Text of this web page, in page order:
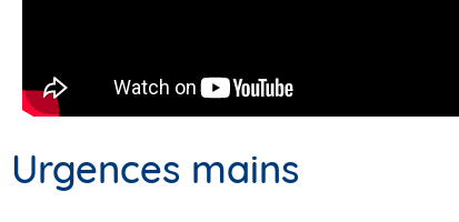
Urgences mains